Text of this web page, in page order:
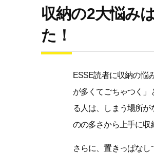
収納の2大悩み
た！
ESSE読者に収納の悩
が多くてごちゃつく
る人は、しまう場所
のの多さから上手に収
さらに、置きっぱな